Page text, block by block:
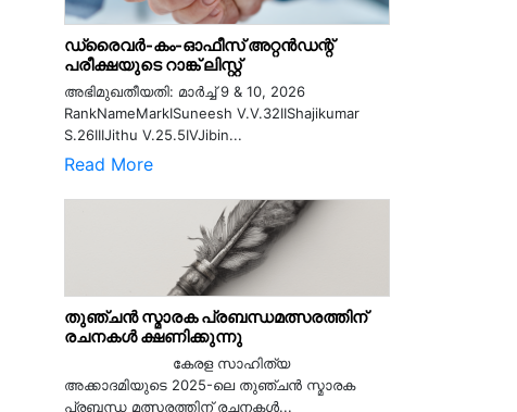
ഡ്രൈവർ-കം-ഓഫീസ് അറ്റൻഡന്റ്
പരീക്ഷയുടെ റാങ്ക് ലിസ്റ്റ്
അഭിമുഖതീയതി: മാർച്ച് 9 & 10, 2026
RankNameMarkISuneesh V.V.32IIShajikumar
S.26IIIJithu V.25.5IVJibin...
Read More
തുഞ്ചൻ സ്മാരക പ്രബന്ധമത്സരത്തിന്
രചനകൾ ക്ഷണിക്കുന്നു
കേരള സാഹിത്യ
അക്കാദമിയുടെ 2025-ലെ തുഞ്ചൻ സ്മാരക
പ്രബന്ധ മത്സരത്തിന് രചനകൾ...